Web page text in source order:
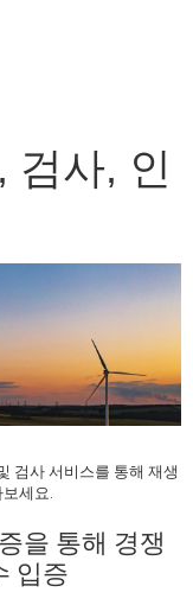
검사, 인
검사 서비스를 통해 재생
세요.
을 통해 경쟁
입증